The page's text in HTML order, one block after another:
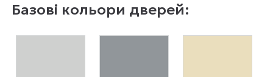
Базові кольори дверей: